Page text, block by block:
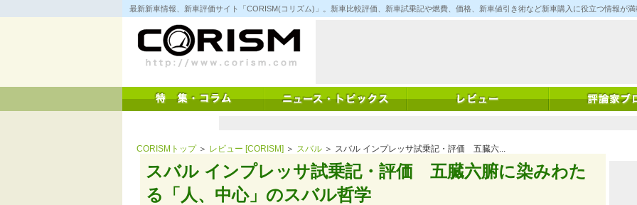
コ
ン
キ
ッ
最新新車情報、新車評価サイト「CORISM(コリズム)」。新車比較評価、新車試乗記や燃費、価格、新車値引き術など新車購入に役立つ情報が
CORISMトップ＞ レビュー [CORISM] ＞ スバル ＞ スバル インプレッサ試乗記・評価 五臓六...
スバル インプレッサ試乗記・評価 五臓六腑に染みわた
る「人、中心」のスバル哲学